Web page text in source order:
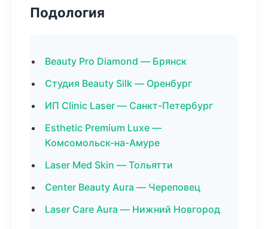
Подология
Beauty Pro Diamond — Брянск
Студия Beauty Silk — Оренбург
ИП Clinic Laser — Санкт-Петербург
Esthetic Premium Luxe —
Комсомольск-на-Амуре
Laser Med Skin — Тольятти
Center Beauty Aura — Череповец
Laser Care Aura — Нижний Новгород